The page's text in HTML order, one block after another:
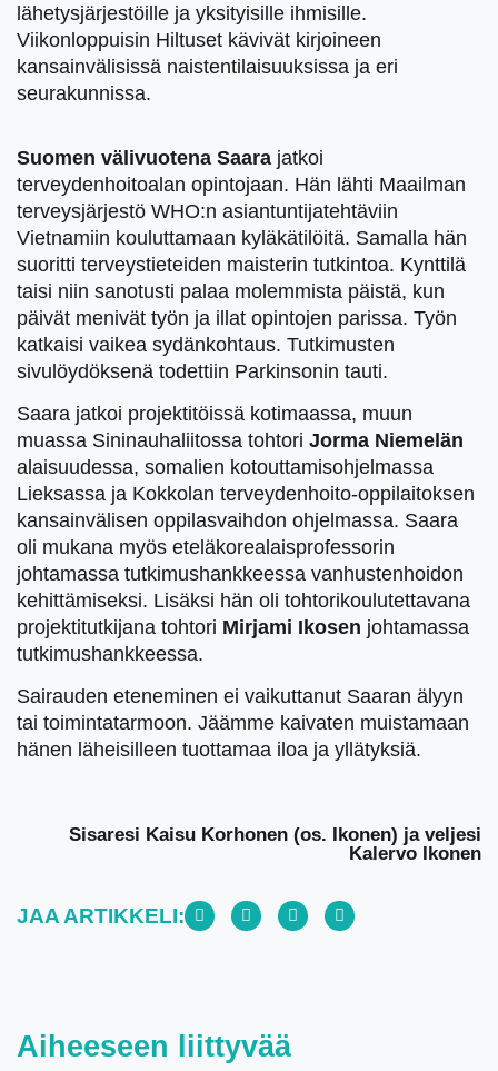
lähetysjärjestöille ja yksityisille ihmisille.
Viikonloppuisin Hiltuset kävivät kirjoineen
kansainvälisissä naistentilaisuuksissa ja eri
seurakunnissa.
Suomen välivuotena Saara jatkoi
terveydenhoitoalan opintojaan. Hän lähti Maailman
terveysjärjestö WHO:n asiantuntijatehtäviin
Vietnamiin kouluttamaan kyläkätilöitä. Samalla hän
suoritti terveystieteiden maisterin tutkintoa. Kynttilä
taisi niin sanotusti palaa molemmista päistä, kun
päivät menivät työn ja illat opintojen parissa. Työn
katkaisi vaikea sydänkohtaus. Tutkimusten
sivulöydöksenä todettiin Parkinsonin tauti.
Saara jatkoi projektitöissä kotimaassa, muun
muassa Sininauhaliitossa tohtori Jorma Niemelän
alaisuudessa, somalien kotouttamisohjelmassa
Lieksassa ja Kokkolan terveydenhoito-oppilaitoksen
kansainvälisen oppilasvaihdon ohjelmassa. Saara
oli mukana myös eteläkorealaisprofessorin
johtamassa tutkimushankkeessa vanhustenhoidon
kehittämiseksi. Lisäksi hän oli tohtorikoulutettavana
projektitutkijana tohtori Mirjami Ikosen johtamassa
tutkimushankkeessa.
Sairauden eteneminen ei vaikuttanut Saaran älyyn
tai toimintatarmoon. Jäämme kaivaten muistamaan
hänen läheisilleen tuottamaa iloa ja yllätyksiä.
Sisaresi Kaisu Korhonen (os. Ikonen) ja veljesi
Kalervo Ikonen
JAA ARTIKKELI:
Aiheeseen liittyvää